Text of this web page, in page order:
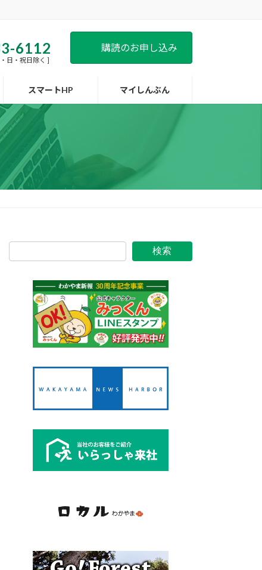
6112
日・祝日除く ]
購読のお申し込み
スマートHP マイしんぶん
検索